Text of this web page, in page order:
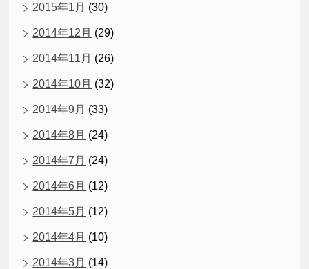
2015年1月 (30)
2014年12月 (29)
2014年11月 (26)
2014年10月 (32)
2014年9月 (33)
2014年8月 (24)
2014年7月 (24)
2014年6月 (12)
2014年5月 (12)
2014年4月 (10)
2014年3月 (14)